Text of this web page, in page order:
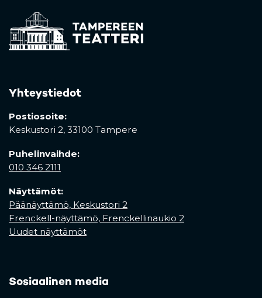
Yhteystiedot
Postiosoite:
Keskustori 2, 33100 Tampere
Puhelinvaihde:
010 346 2111
Näyttämöt:
Päänäyttämö, Keskustori 2
Frenckell-näyttämö, Frenckellinaukio 2
Uudet näyttämöt
Sosiaalinen media